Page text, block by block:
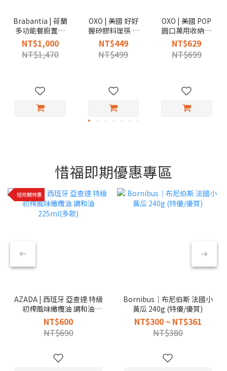
Brabantia | 荷蘭
多功能餐廚置物
桶12L-(多色)
NT$1,000
NT$1,470
OXO | 美國 好好
握矽膠料理筷 (3
色)
NT$449
NT$499
OXO | 美國 POP
圓口萬用收納罐
1.9L
NT$629
NT$699
惜福即期優惠專區
短效期特惠
AZADA | 西班牙 亞查達 特級
初榨風味橄欖油 調和油
225ml(多款)
NT$600
NT$690
Bornibus｜布尼伯斯 法國小
黃瓜 240g (特優/優質)
NT$300 ~ NT$361
NT$380